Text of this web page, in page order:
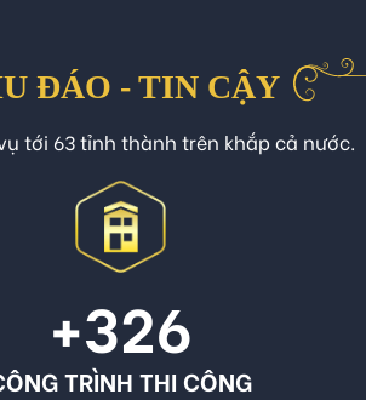
ĐÁO - TIN CẬY
tới 63 tỉnh thành trên khắp cả nước.
+326
TRÌNH THI CÔNG